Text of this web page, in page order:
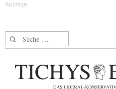
Suche nach: